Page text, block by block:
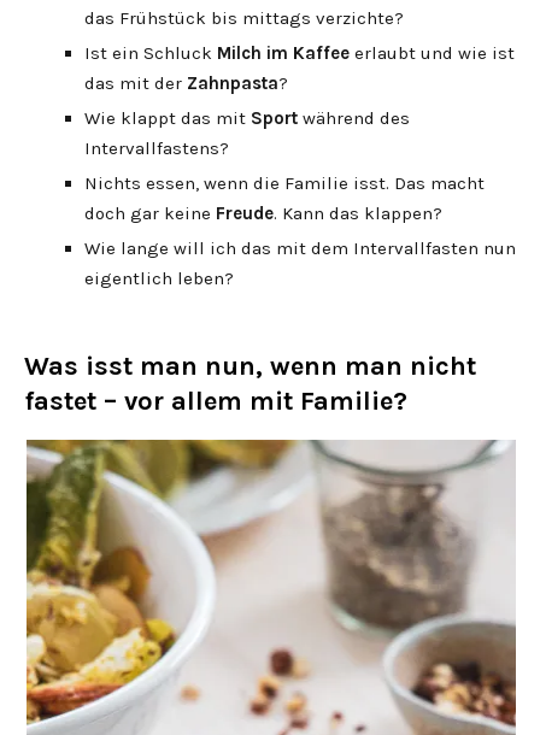
das Frühstück bis mittags verzichte?
Ist ein Schluck Milch im Kaffee erlaubt und wie ist
das mit der Zahnpasta?
Wie klappt das mit Sport während des
Intervallfastens?
Nichts essen, wenn die Familie isst. Das macht
doch gar keine Freude. Kann das klappen?
Wie lange will ich das mit dem Intervallfasten nun
eigentlich leben?
Was isst man nun, wenn man nicht
fastet – vor allem mit Familie?